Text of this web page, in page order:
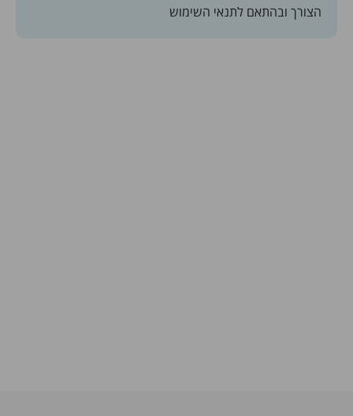
הצורך ובהתאם לתנאי השימוש